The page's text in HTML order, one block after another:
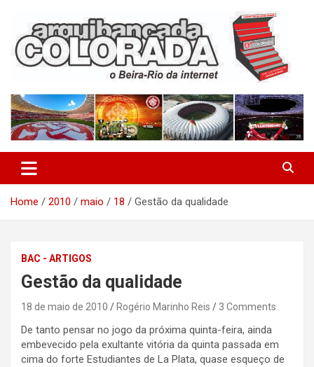
content
Arquibancada Colorada
Home 2010 maio 18 Gestão da qualidade
BAC - ARTIGOS
Gestão da qualidade
18 de maio de 2010 Rogério Marinho Reis 3 Comments
De tanto pensar no jogo da próxima quinta-feira, ainda
embevecido pela exultante vitória da quinta passada em
cima do forte Estudiantes de La Plata, quase esqueço de